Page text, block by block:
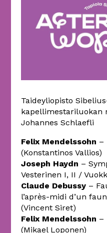
Taideyliopisto
kapellimestariluokan
Johannes Schlaefli
Felix Mendelssohn –
(Konstantinos Vallios)
Joseph Haydn –
Vesterinen I, II /
Claude Debussy –
l’après-midi d’un
(Vincent Siret)
Felix Mendelssohn –
(Mikael Loponen)